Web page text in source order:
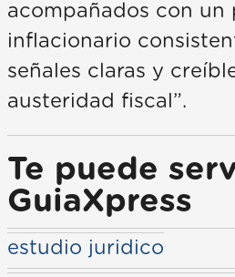
acompañados con un
inflacionario
señales claras y
austeridad fiscal”.
Te puede
GuiaXpress
estudio juridico